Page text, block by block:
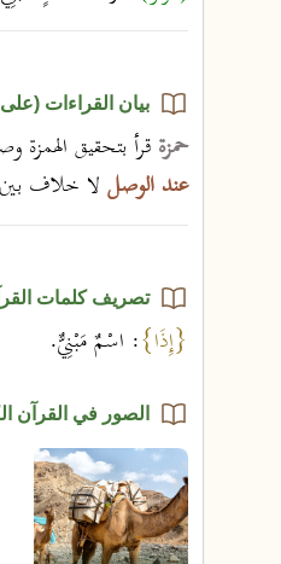
بيان القراءات
حمزةقرأ بتحقيق الهمزة
عند الوصللا خلاف بين
تصريف كلمات
{إِذَا}: اسْمٌ مَبْنِيٌّ.
الصور في القرآن